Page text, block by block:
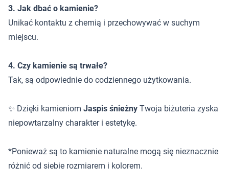
3. Jak dbać o kamienie?
Unikać kontaktu z chemią i przechowywać w suchym
miejscu.
4. Czy kamienie są trwałe?
Tak, są odpowiednie do codziennego użytkowania.
✨ Dzięki kamieniom Jaspis śnieżny Twoja biżuteria zyska
niepowtarzalny charakter i estetykę.
*Ponieważ są to kamienie naturalne mogą się nieznacznie
różnić od siebie rozmiarem i kolorem.